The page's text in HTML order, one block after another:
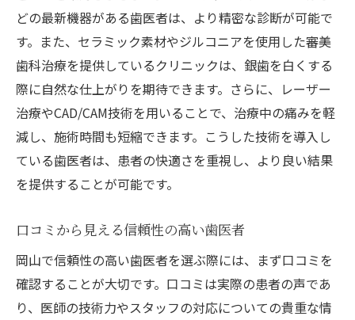
どの最新機器がある歯医者は、より精密な診断が可能で
す。また、セラミック素材やジルコニアを使用した審美
歯科治療を提供しているクリニックは、銀歯を白くする
際に自然な仕上がりを期待できます。さらに、レーザー
治療やCAD/CAM技術を用いることで、治療中の痛みを軽
減し、施術時間も短縮できます。こうした技術を導入し
ている歯医者は、患者の快適さを重視し、より良い結果
を提供することが可能です。
口コミから見える信頼性の高い歯医者
岡山で信頼性の高い歯医者を選ぶ際には、まず口コミを
確認することが大切です。口コミは実際の患者の声であ
り、医師の技術力やスタッフの対応についての貴重な情